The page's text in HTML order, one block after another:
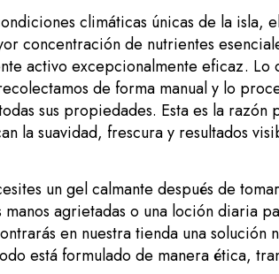
climáticas únicas de la isla,
concentración de nutrientes
activo excepcionalmente eficaz. Lo
de forma manual y lo
sus propiedades. Esta es la razón
la suavidad, frescura y resultados
un gel calmante después de
agrietadas o una loción diaria
en nuestra tienda una solución
está formulado de manera ética,